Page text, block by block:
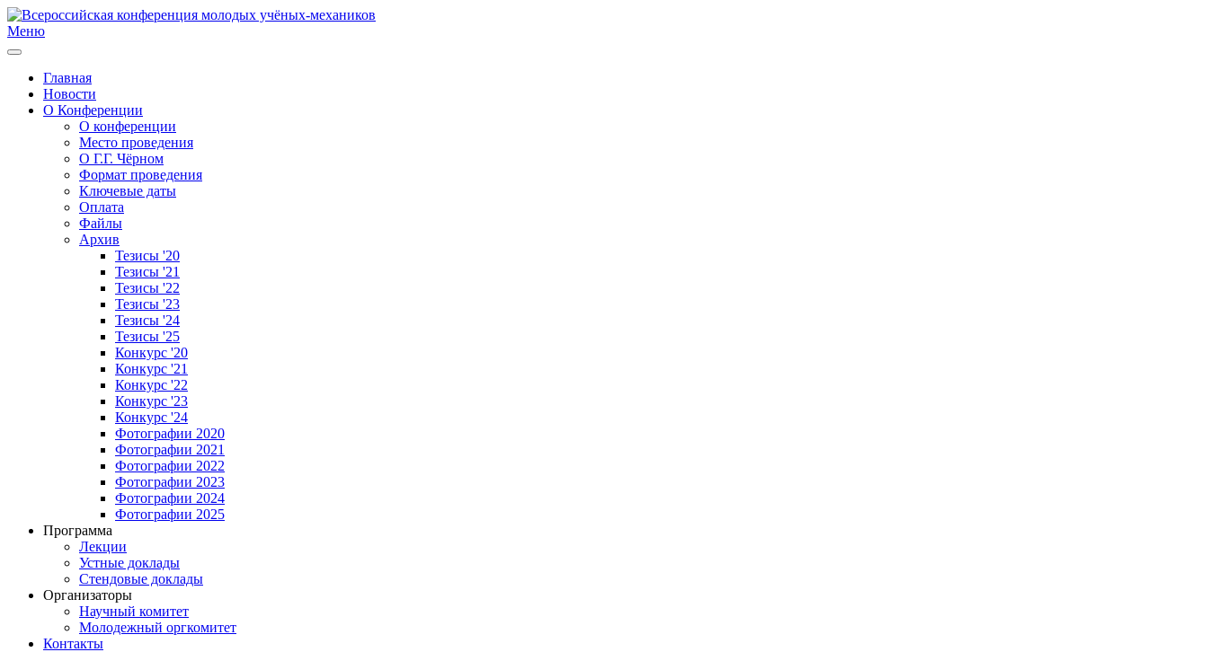
Меню
Главная
Новости
О Конференции
О конференции
Место проведения
О Г.Г. Чёрном
Формат проведения
Ключевые даты
Оплата
Файлы
Архив
Тезисы '20
Тезисы '21
Тезисы '22
Тезисы '23
Тезисы '24
Тезисы '25
Конкурс '20
Конкурс '21
Конкурс '22
Конкурс '23
Конкурс '24
Фотографии 2020
Фотографии 2021
Фотографии 2022
Фотографии 2023
Фотографии 2024
Фотографии 2025
Программа
Лекции
Устные доклады
Стендовые доклады
Организаторы
Научный комитет
Молодежный оргкомитет
Контакты